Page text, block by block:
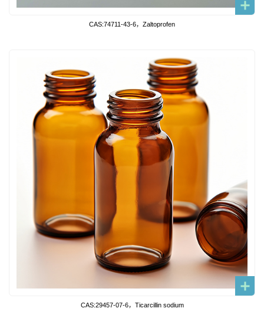
CAS:74711-43-6，Zaltoprofen
CAS:29457-07-6，Ticarcillin sodium